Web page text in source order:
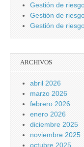
Gestión de
Gestión de
Gestión de
ARCHIVOS
abril 2026
marzo 2026
febrero 2026
enero 2026
diciembre 2025
noviembre 2025
octubre 2025